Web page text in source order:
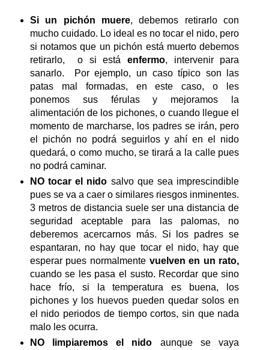
Si un pichón muere, debemos retirarlo con
mucho cuidado. Lo ideal es no tocar el nido, pero
si notamos que un pichón está muerto debemos
retirarlo, o si estáenfermo, intervenir para
sanarlo. Por ejemplo, un caso típico son las
patas mal formadas, en este caso, o les
ponemos sus férulas y mejoramos la
alimentación de los pichones, o cuando llegue el
momento de marcharse, los padres se irán, pero
el pichón no podrá seguirlos y ahí en el nido
quedará, o como mucho, se tirará a la calle pues
no podrá caminar.
NO tocar el nido salvo que sea imprescindible
pues se va a caer o similares riesgos inminentes.
3 metros de distancia suele ser una distancia de
seguridad aceptable para las palomas, no
deberemos acercarnos más. Si los padres se
espantaran, no hay que tocar el nido, hay que
esperar pues normalmente vuelven en un rato,
cuando se les pasa el susto. Recordar que sino
hace frío, si la temperatura es buena, los
pichones y los huevos pueden quedar solos en
el nido periodos de tiempo cortos, sin que nada
malo les ocurra.
NO limpiaremos el nido aunque se vaya